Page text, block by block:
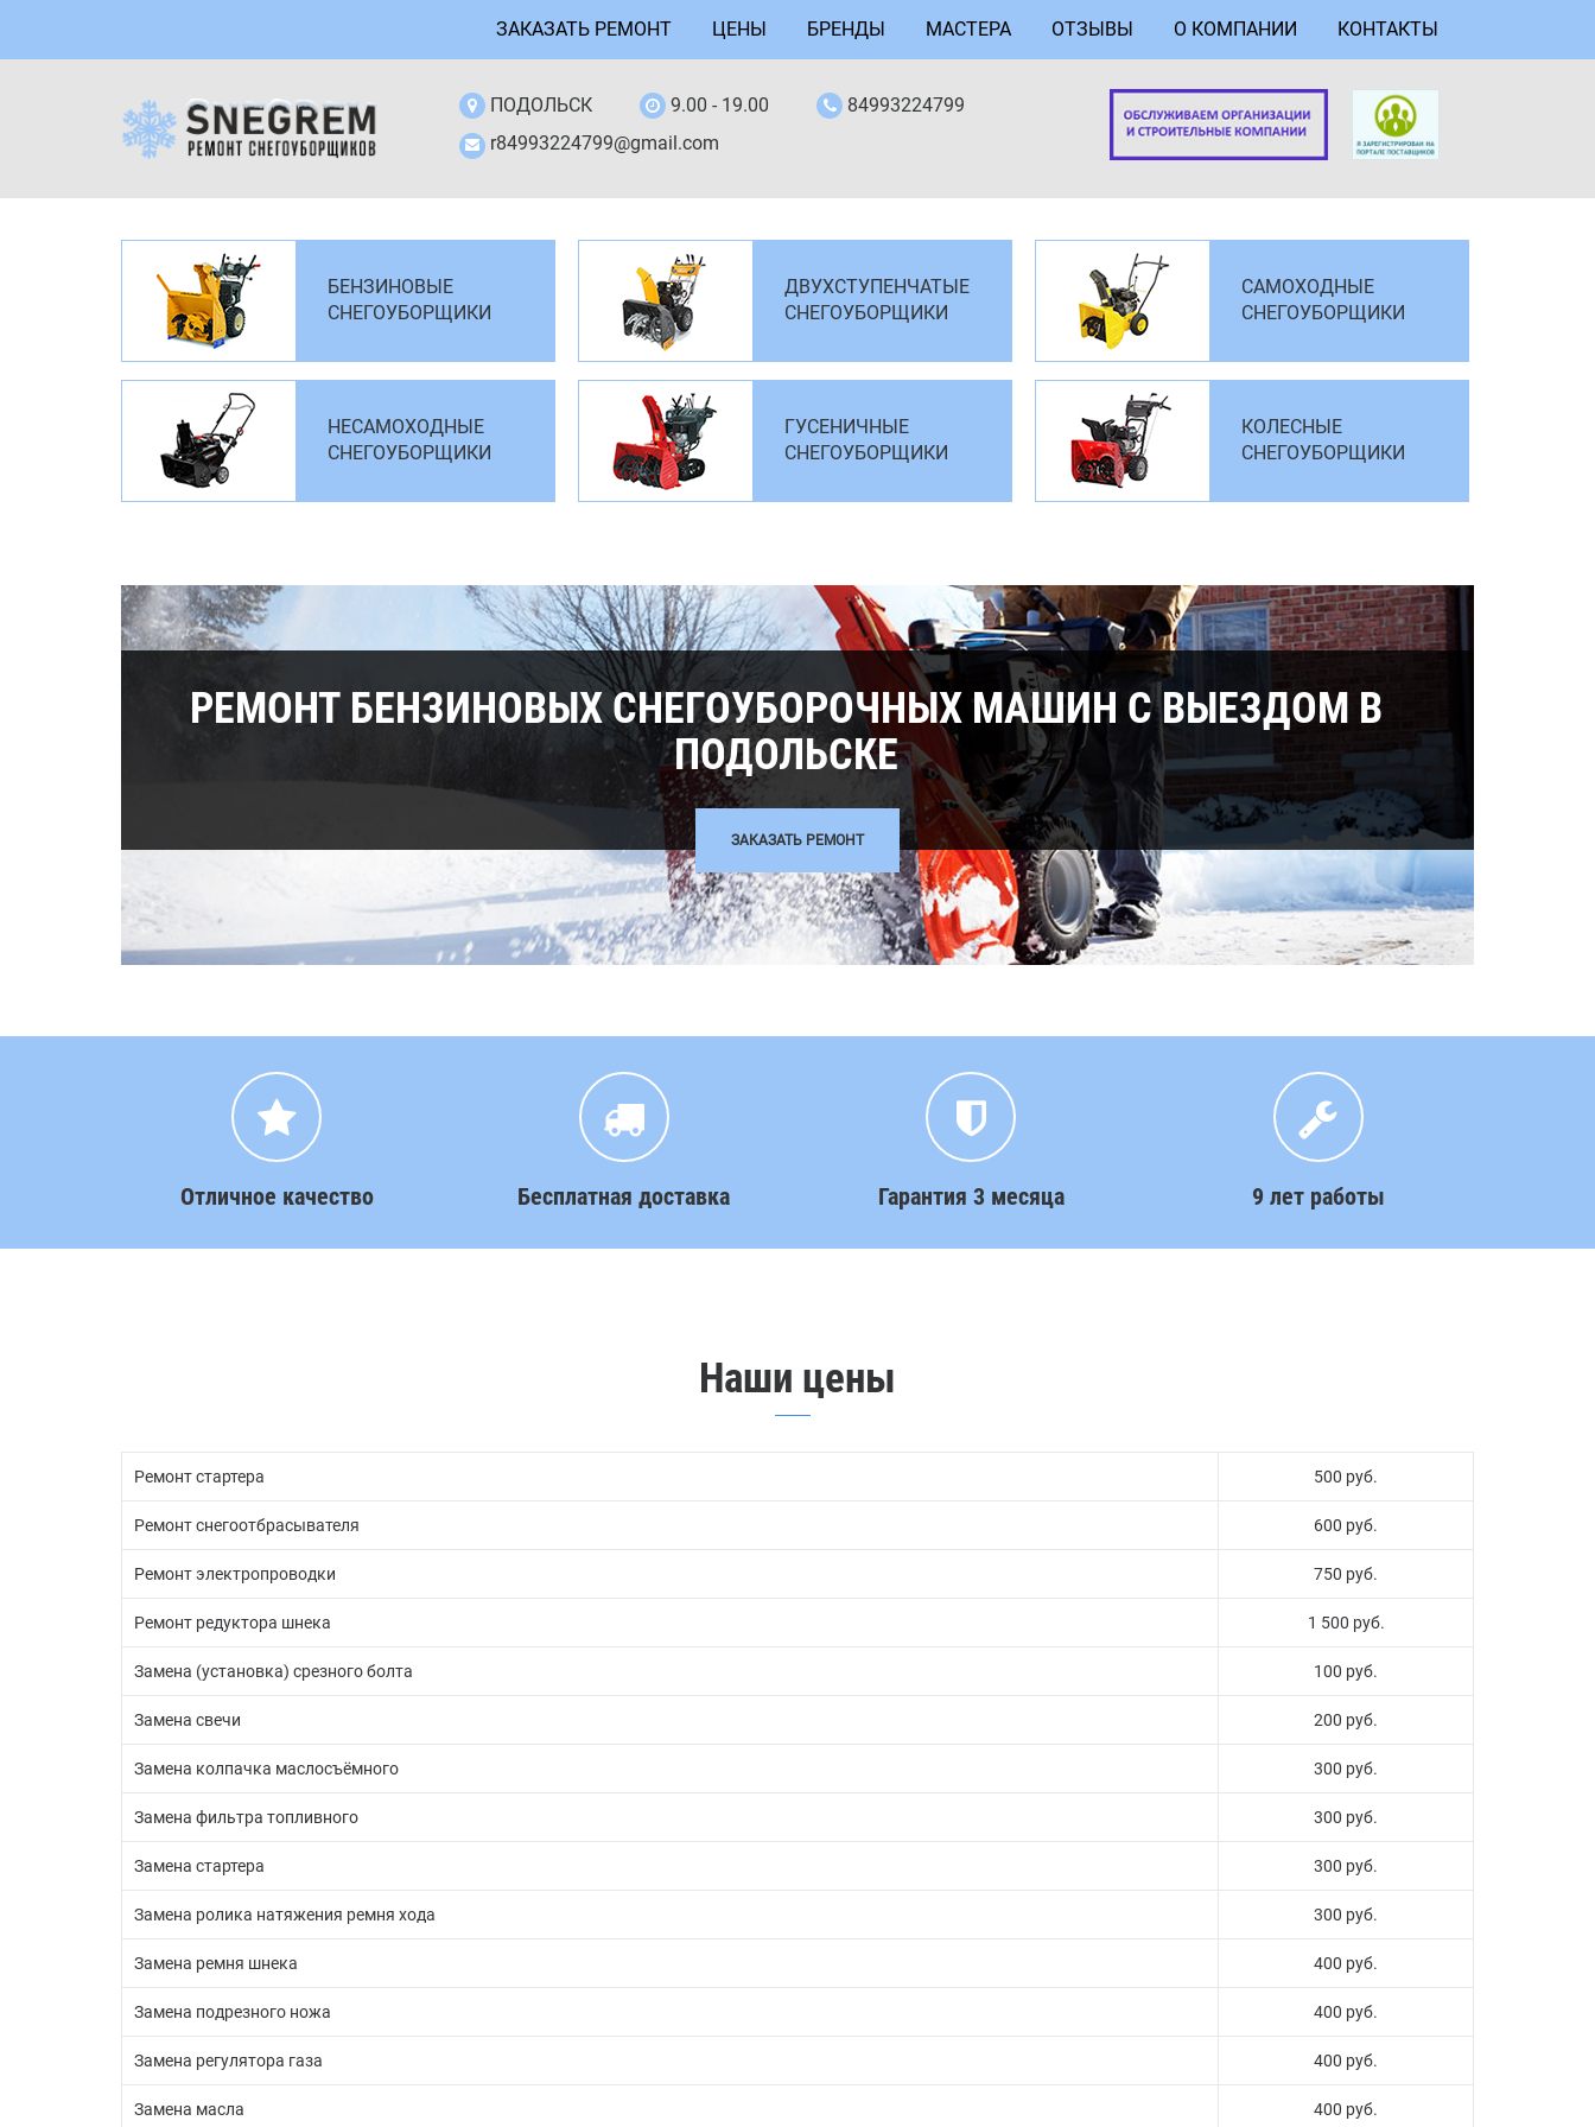
ЗАКАЗАТЬ РЕМОНТ ЦЕНЫ БРЕНДЫ МАСТЕРА ОТЗЫВЫ О КОМПАНИИ КОНТАКТЫ
ПОДОЛЬСК 9.00 - 19.00
84993224799
r84993224799@gmail.com
БЕНЗИНОВЫЕ
СНЕГОУБОРЩИКИ
ДВУХСТУПЕНЧАТЫЕ
СНЕГОУБОРЩИКИ
САМОХОДНЫЕ
СНЕГОУБОРЩИКИ
НЕСАМОХОДНЫЕ
СНЕГОУБОРЩИКИ
ГУСЕНИЧНЫЕ
СНЕГОУБОРЩИКИ
КОЛЕСНЫЕ
СНЕГОУБОРЩИКИ
РЕМОНТ БЕНЗИНОВЫХ СНЕГОУБОРОЧНЫХ МАШИН С ВЫЕЗДОМ В
ПОДОЛЬСКЕ
ЗАКАЗАТЬ РЕМОНТ
Отличное качество Бесплатная доставка Гарантия 3 месяца 9 лет работы
Наши цены
Ремонт стартера 500 руб.
Ремонт снегоотбрасывателя 600 руб.
Ремонт электропроводки 750 руб.
Ремонт редуктора шнека 1 500 руб.
Замена (установка) срезного болта 100 руб.
Замена свечи 200 руб.
Замена колпачка маслосъёмного 300 руб.
Замена фильтра топливного 300 руб.
Замена стартера 300 руб.
Замена ролика натяжения ремня хода 300 руб.
Замена ремня шнека 400 руб.
Замена подрезного ножа 400 руб.
Замена регулятора газа 400 руб.
Замена масла 400 руб.